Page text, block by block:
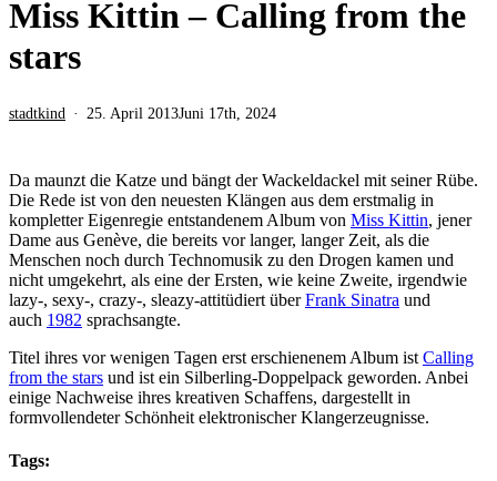
Miss Kittin – Calling from the
stars
stadtkind 25. April 2013Juni 17th, 2024
Da maunzt die Katze und bängt der Wackeldackel mit seiner Rübe.
Die Rede ist von den neuesten Klängen aus dem erstmalig in
kompletter Eigenregie entstandenem Album von Miss Kittin, jener
Dame aus Genève, die bereits vor langer, langer Zeit, als die
Menschen noch durch Technomusik zu den Drogen kamen und
nicht umgekehrt, als eine der Ersten, wie keine Zweite, irgendwie
lazy-, sexy-, crazy-, sleazy-attitüdiert überFrank Sinatra und
auch 1982 sprachsangte.
Titel ihres vor wenigen Tagen erst erschienenem Album ist Calling
from the stars und ist ein Silberling-Doppelpack geworden. Anbei
einige Nachweise ihres kreativen Schaffens, dargestellt in
formvollendeter Schönheit elektronischer Klangerzeugnisse.
Tags: